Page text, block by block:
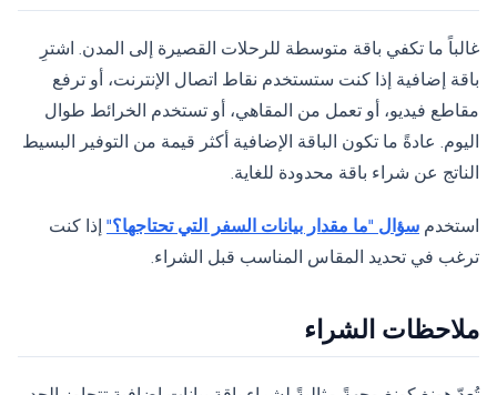
غالباً ما تكفي باقة متوسطة للرحلات القصيرة إلى المدن. اشترِ
باقة إضافية إذا كنت ستستخدم نقاط اتصال الإنترنت، أو ترفع
مقاطع فيديو، أو تعمل من المقاهي، أو تستخدم الخرائط طوال
اليوم. عادةً ما تكون الباقة الإضافية أكثر قيمة من التوفير البسيط
الناتج عن شراء باقة محدودة للغاية.
استخدم سؤال "ما مقدار بيانات السفر التي تحتاجها؟" إذا كنت
ترغب في تحديد المقاس المناسب قبل الشراء.
ملاحظات الشراء